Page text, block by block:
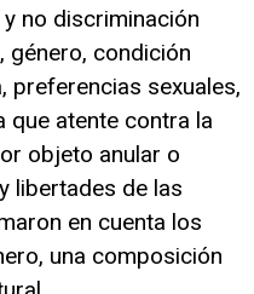
no discriminación
género, condición
preferencias sexuales,
que atente contra la
objeto anular o
libertades de las
en cuenta los
una composición